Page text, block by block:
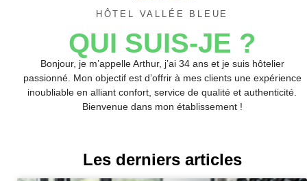
HÔTEL VALLÉE BLEUE
QUI SUIS-JE ?
Bonjour, je m’appelle Arthur, j’ai 34 ans et je suis hôtelier
passionné. Mon objectif est d’offrir à mes clients une expérience
inoubliable en alliant confort, service de qualité et authenticité.
Bienvenue dans mon établissement !
Les derniers articles